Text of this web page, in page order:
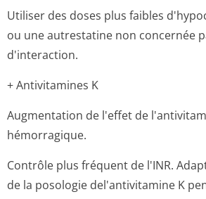
Utiliser des doses plus faibles
ou une autrestatine non concernée
d'interaction.
+ Antivitamines K
Augmentation de l'effet de
hémorragique.
Contrôle plus fréquent de l'INR.
de la posologie del'antivitamine K